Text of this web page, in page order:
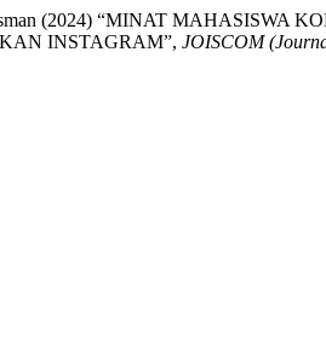
(2024) “MINAT
INSTAGRAM”, JOISCOM